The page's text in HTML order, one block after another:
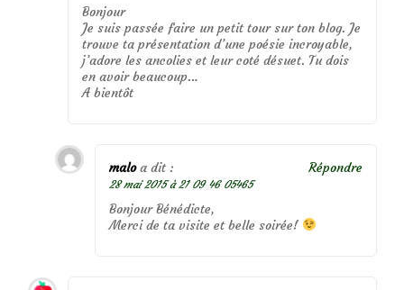
Bonjour
Je suis passée faire un petit tour sur ton blog. Je
trouve ta présentation d’une poésie incroyable,
j’adore les ancolies et leur coté désuet. Tu dois
en avoir beaucoup…
A bientôt
malo a dit :
28 mai 2015 à 21 09 46 05465
Bonjour Bénédicte,
Merci de ta visite et belle soirée!
Répondre